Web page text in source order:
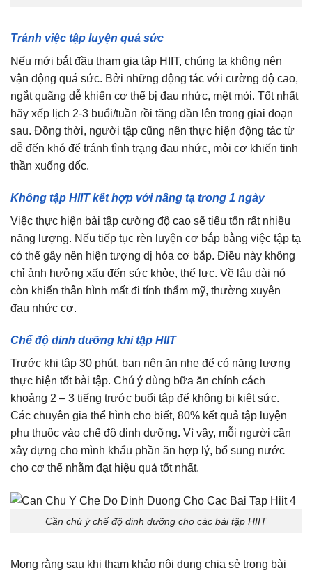
Tránh việc tập luyện quá sức
Nếu mới bắt đầu tham gia tập HIIT, chúng ta không nên
vận động quá sức. Bởi những động tác với cường độ cao,
ngắt quãng dễ khiến cơ thể bị đau nhức, mệt mỏi. Tốt nhất
hãy xếp lịch 2-3 buổi/tuần rồi tăng dần lên trong giai đoạn
sau. Đồng thời, người tập cũng nên thực hiện động tác từ
dễ đến khó để tránh tình trạng đau nhức, mỏi cơ khiến tinh
thần xuống dốc.
Không tập HIIT kết hợp với nâng tạ trong 1 ngày
Việc thực hiện bài tập cường độ cao sẽ tiêu tốn rất nhiều
năng lượng. Nếu tiếp tục rèn luyện cơ bắp bằng việc tập tạ
có thể gây nên hiện tượng dị hóa cơ bắp. Điều này không
chỉ ảnh hưởng xấu đến sức khỏe, thể lực. Về lâu dài nó
còn khiến thân hình mất đi tính thẩm mỹ, thường xuyên
đau nhức cơ.
Chế độ dinh dưỡng khi tập HIIT
Trước khi tập 30 phút, bạn nên ăn nhẹ để có năng lượng
thực hiện tốt bài tập. Chú ý dùng bữa ăn chính cách
khoảng 2 – 3 tiếng trước buổi tập để không bị kiệt sức.
Các chuyên gia thể hình cho biết, 80% kết quả tập luyện
phụ thuộc vào chế độ dinh dưỡng. Vì vậy, mỗi người cần
xây dựng cho mình khẩu phần ăn hợp lý, bổ sung nước
cho cơ thể nhằm đạt hiệu quả tốt nhất.
Cần chú ý chế độ dinh dưỡng cho các bài tập HIIT
Mong rằng sau khi tham khảo nội dung chia sẻ trong bài